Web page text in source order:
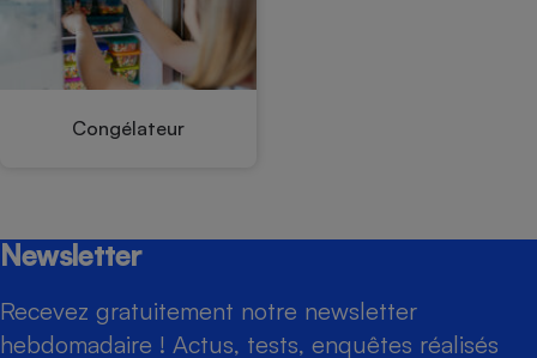
Congélateur
Newsletter
Recevez gratuitement notre newsletter
hebdomadaire ! Actus, tests, enquêtes réalisés